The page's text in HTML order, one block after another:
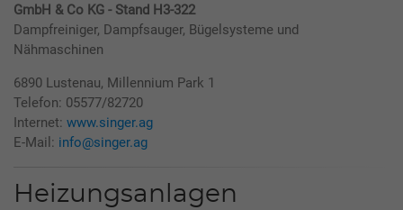
GmbH & Co KG - Stand H3-322
Dampfreiniger, Dampfsauger, Bügelsysteme und
Nähmaschinen
6890 Lustenau, Millennium Park 1
Telefon: 05577/82720
Internet: www.singer.ag
E-Mail: info@singer.ag
Heizungsanlagen